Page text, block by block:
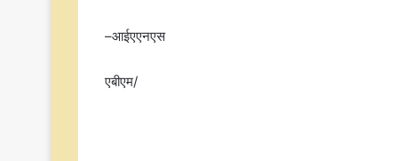
–आईएएनएस
एबीएम/